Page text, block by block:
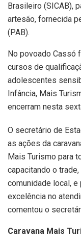
Brasileiro (SICAB),
artesão, fornecida
(PAB).
No povoado Cassó
cursos de
adolescentes
Infância, Mais
encerram nesta
O secretário de
as ações da
Mais Turismo para
capacitando o
comunidade local,
excelência no
comentou o
Caravana Mais